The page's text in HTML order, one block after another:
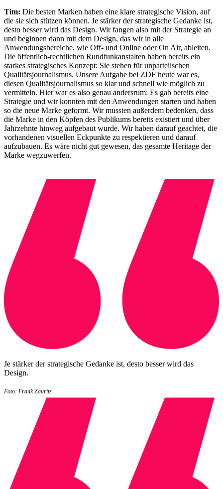
Tim: Die besten Marken haben eine klare strategische Vision, auf
die sie sich stützen können. Je stärker der strategische Gedanke ist,
desto besser wird das Design. Wir fangen also mit der Strategie an
und beginnen dann mit dem Design, das wir in alle
Anwendungsbereiche, wie Off- und Online oder On Air, ableiten.
Die öffentlich-rechtlichen Rundfunkanstalten haben bereits ein
starkes strategisches Konzept: Sie stehen für unparteiischen
Qualitätsjournalismus. Unsere Aufgabe bei ZDF heute war es,
diesen Qualitätsjournalismus so klar und schnell wie möglich zu
vermitteln. Hier war es also genau andersrum: Es gab bereits eine
Strategie und wir konnten mit den Anwendungen starten und haben
so die neue Marke geformt. Wir mussten außerdem bedenken, dass
die Marke in den Köpfen des Publikums bereits existiert und über
Jahrzehnte hinweg aufgebaut wurde. Wir haben darauf geachtet, die
vorhandenen visuellen Eckpunkte zu respektieren und darauf
aufzubauen. Es wäre nicht gut gewesen, das gesamte Heritage der
Marke wegzuwerfen.
Je stärker der strategische Gedanke ist, desto besser wird das
Design.
Foto: Frank Zauritz